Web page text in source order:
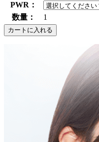
PWR：
数量：
1
カートに入れる